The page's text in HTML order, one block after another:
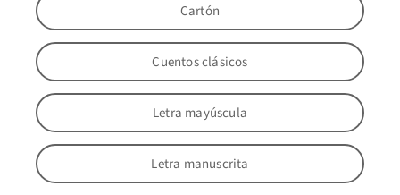
Cartón
Cuentos clásicos
Letra mayúscula
Letra manuscrita